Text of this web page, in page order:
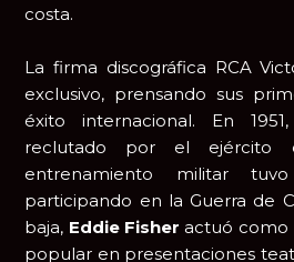
costa.
La firma discográfica RCA
exclusivo, prensando sus
éxito internacional. En 1951,
reclutado por el ejército
entrenamiento militar
participando en la Guerra de
baja, Eddie Fisher actuó como
popular en presentaciones